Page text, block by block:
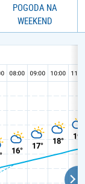
POGODA NA
WEEKEND